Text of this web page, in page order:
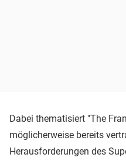
Dabei thematisiert "The
möglicherweise bereits
Herausforderungen des